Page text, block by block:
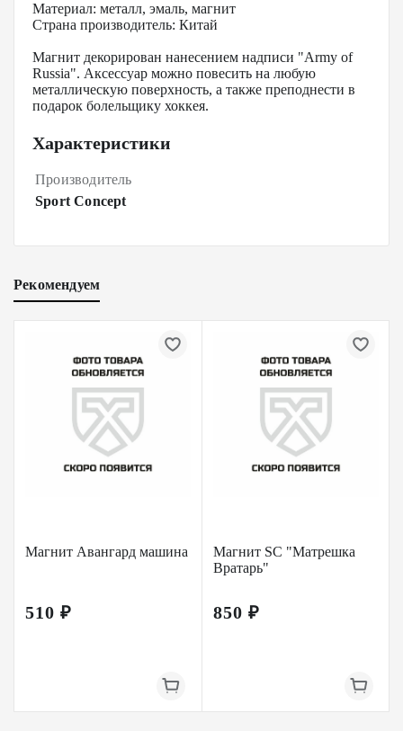
Материал: металл, эмаль, магнит
Страна производитель: Китай
Магнит декорирован нанесением надписи "Army of
Russia". Аксессуар можно повесить на любую
металлическую поверхность, а также преподнести в
подарок болельщику хоккея.
Характеристики
Производитель
Sport Concept
Рекомендуем
Магнит Авангард машина
510 ₽
Магнит SC "Матрешка
Вратарь"
850 ₽